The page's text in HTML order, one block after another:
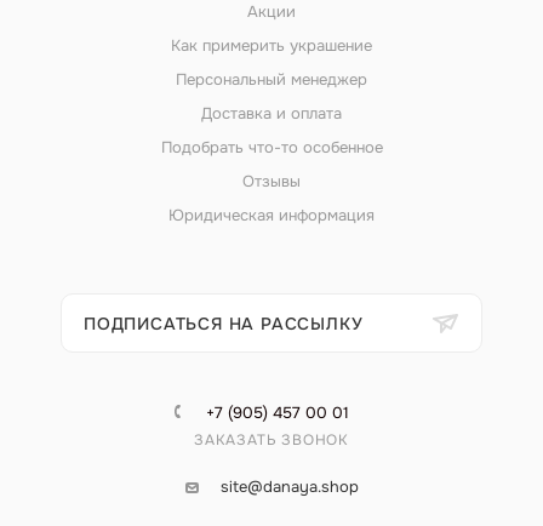
Акции
Как примерить украшение
Персональный менеджер
Доставка и оплата
Подобрать что-то особенное
Отзывы
Юридическая информация
ПОДПИСАТЬСЯ НА РАССЫЛКУ
+7 (905) 457 00 01
ЗАКАЗАТЬ ЗВОНОК
site@danaya.shop